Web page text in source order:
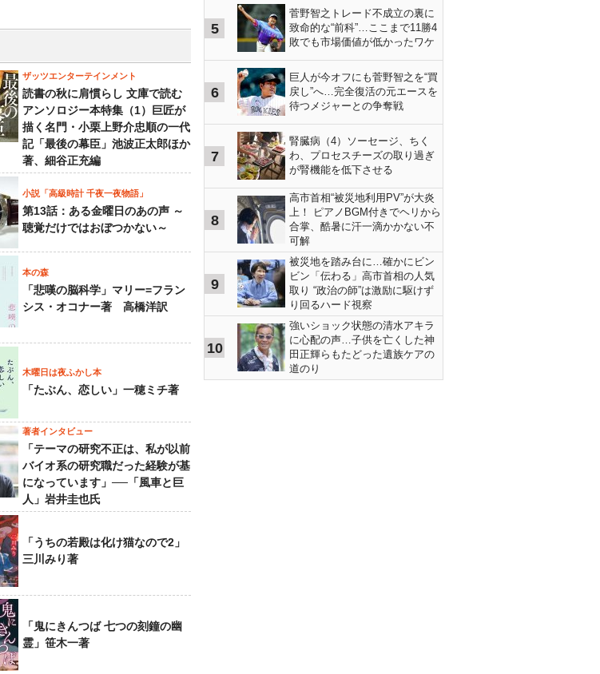
ザッツエンターテインメント
読書の秋に肩慣らし 文庫で読む
アンソロジー本特集（1）巨匠が
描く名門・小栗上野介忠順の一代
記「最後の幕臣」池波正太郎ほか
著、細谷正充編
小説「高級時計 千夜一夜物語」
第13話：ある金曜日のあの声 ～
聴覚だけではおぼつかない～
本の森
「悲嘆の脳科学」マリー=フラン
シス・オコナー著 高橋洋訳
木曜日は夜ふかし本
「たぶん、恋しい」一穂ミチ著
著者インタビュー
「テーマの研究不正は、私が以前
バイオ系の研究職だった経験が基
になっています」──「風車と巨
人」岩井圭也氏
「うちの若殿は化け猫なので2」
三川みり著
「鬼にきんつば 七つの刻鐘の幽
霊」笹木一著
5
菅野智之トレード不成立の裏に
致命的な“前科”…ここまで11勝4
敗でも市場価値が低かったワケ
6
巨人が今オフにも菅野智之を“買
戻し”へ…完全復活の元エースを
待つメジャーとの争奪戦
7
腎臓病（4）ソーセージ、ちく
わ、プロセスチーズの取り過ぎ
が腎機能を低下させる
8
高市首相“被災地利用PV”が大炎
上！ ピアノBGM付きでヘリから
合掌、酷暑に汗一滴かかない不
可解
9
被災地を踏み台に…確かにビン
ビン「伝わる」高市首相の人気
取り “政治の師”は激励に駆けず
り回るハード視察
10
強いショック状態の清水アキラ
に心配の声…子供を亡くした神
田正輝らもたどった遺族ケアの
道のり